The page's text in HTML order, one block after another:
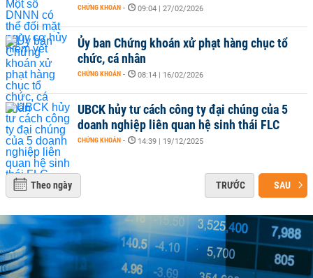
CHỨNG KHOÁN - 09:04 | 27/02/2026
Ủy ban Chứng khoán xử phạt hàng chục tổ
chức, cá nhân
CHỨNG KHOÁN - 08:14 | 16/02/2026
UBCK hủy tư cách công ty đại chúng của 5
doanh nghiệp liên quan hệ sinh thái FLC
CHỨNG KHOÁN - 14:39 | 19/12/2025
Theo ngày TRƯỚC SAU